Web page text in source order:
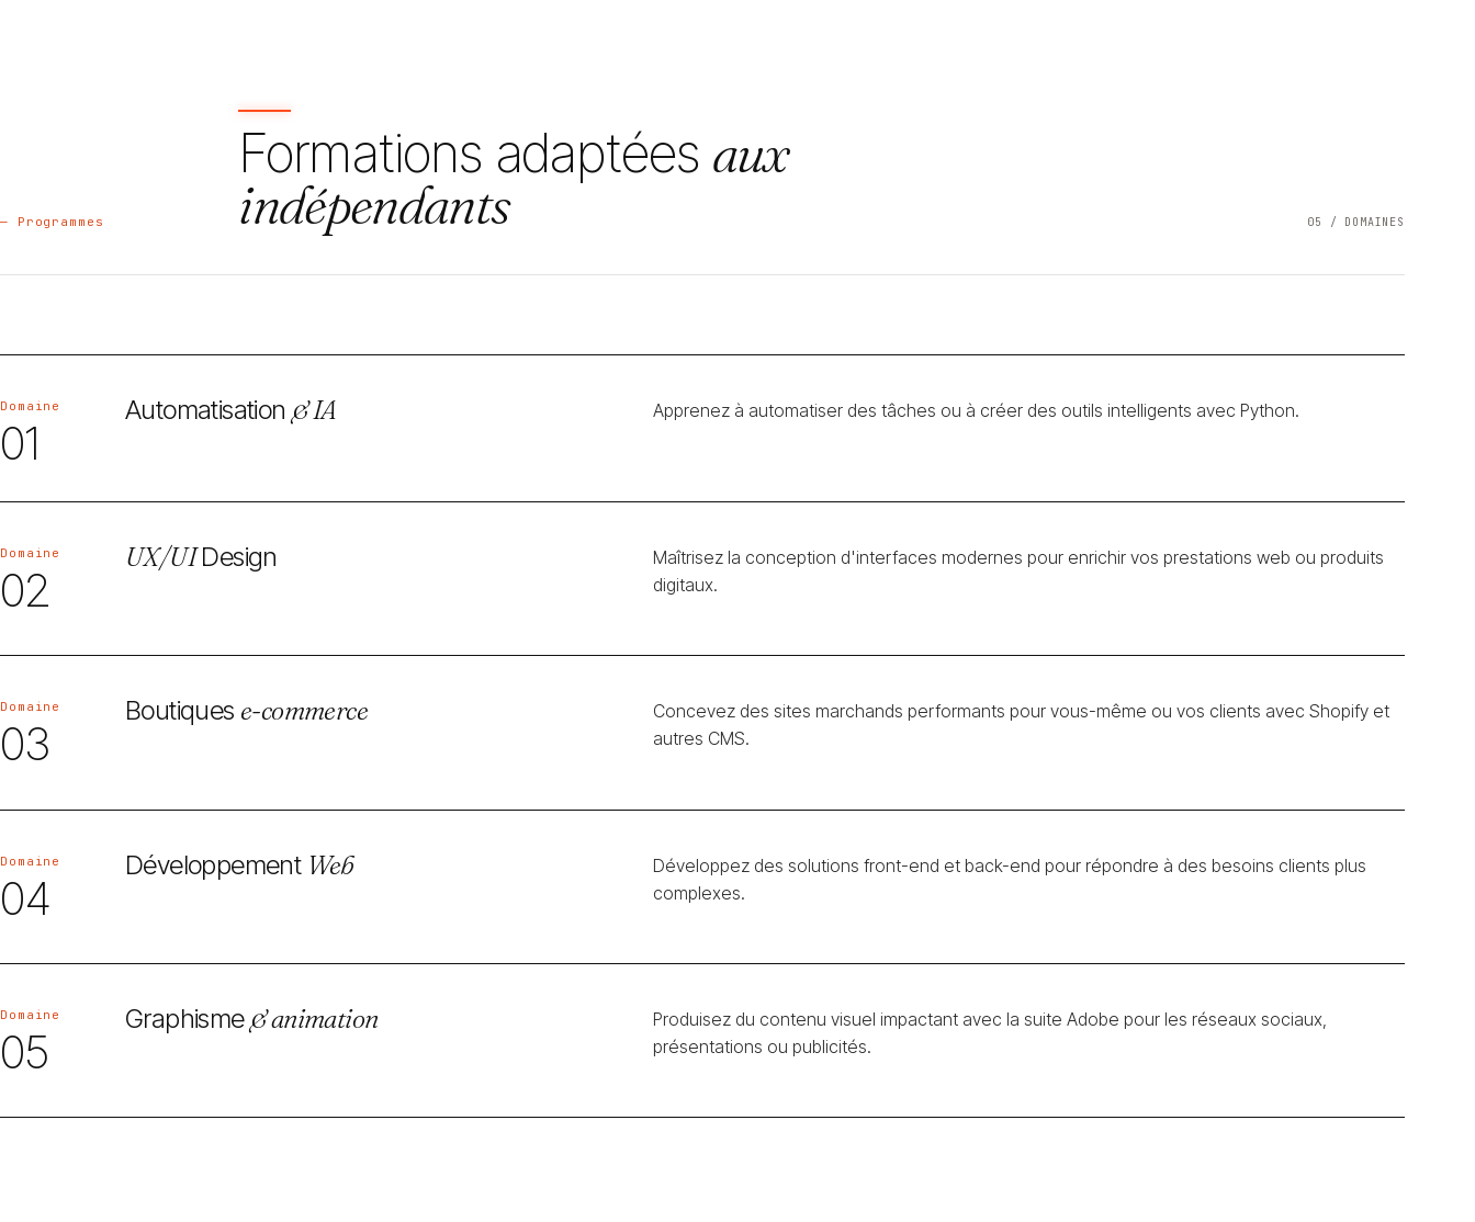
— Programmes
Formations adaptées aux
indépendants 05 / DOMAINES
Domaine
01
Automatisation & IA Apprenez à automatiser des tâches ou à créer des outils intelligents avec Python.
Domaine
02
UX/UIDesign
Maîtrisez la conception d'interfaces modernes pour enrichir vos prestations web ou produits
digitaux.
Domaine
03
Boutiques e-commerce
Concevez des sites marchands performants pour vous-même ou vos clients avec Shopify et
autres CMS.
Domaine
04
Développement Web
Développez des solutions front-end et back-end pour répondre à des besoins clients plus
complexes.
Domaine
05
Graphisme& animation
Produisez du contenu visuel impactant avec la suite Adobe pour les réseaux sociaux,
présentations ou publicités.